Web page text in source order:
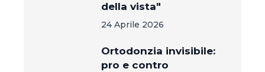
della vista"
24 Aprile 2026
Ortodonzia invisibile:
pro e contro